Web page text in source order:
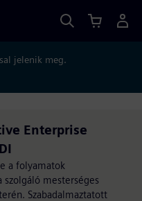
jelenik meg.
Enterprise
a folyamatok
szolgáló mesterséges
Szabadalmaztatott